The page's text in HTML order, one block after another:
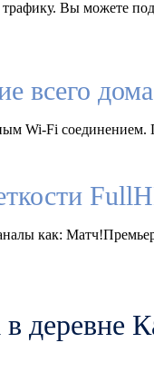
Вы можете
всего дома
Wi-Fi
как:
деревне